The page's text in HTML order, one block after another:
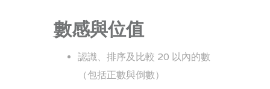
數感與位值
認識、排序及比較 20 以內的數
（包括正數與倒數）